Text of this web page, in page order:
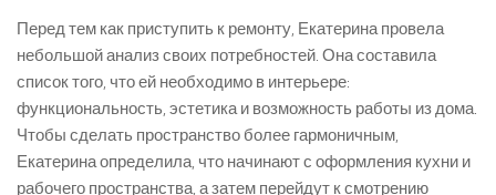
Перед тем как приступить к ремонту, Екатерина провела
небольшой анализ своих потребностей. Она составила
список того, что ей необходимо в интерьере:
функциональность, эстетика и возможность работы из дома.
Чтобы сделать пространство более гармоничным,
Екатерина определила, что начинают с оформления кухни и
рабочего пространства, а затем перейдут к смотрению